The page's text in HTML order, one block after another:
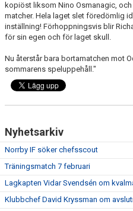
kopiöst liksom Nino Osmanagic,
matcher. Hela laget slet föredömlig
inställning! Förhoppningsvis blir
för sin egen och för laget skull.
Nu återstår bara bortamatchen mot
sommarens speluppehåll."
Nyhetsarkiv
Norrby IF söker chefsscout
Träningsmatch 7 februari
Lagkapten Vidar Svendsén om
Klubbchef David Kryssman om